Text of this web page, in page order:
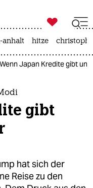

taz zahl ich
anhalt hitze
Japan Kredite gibt
gibt
hat sich der
Reise zu den